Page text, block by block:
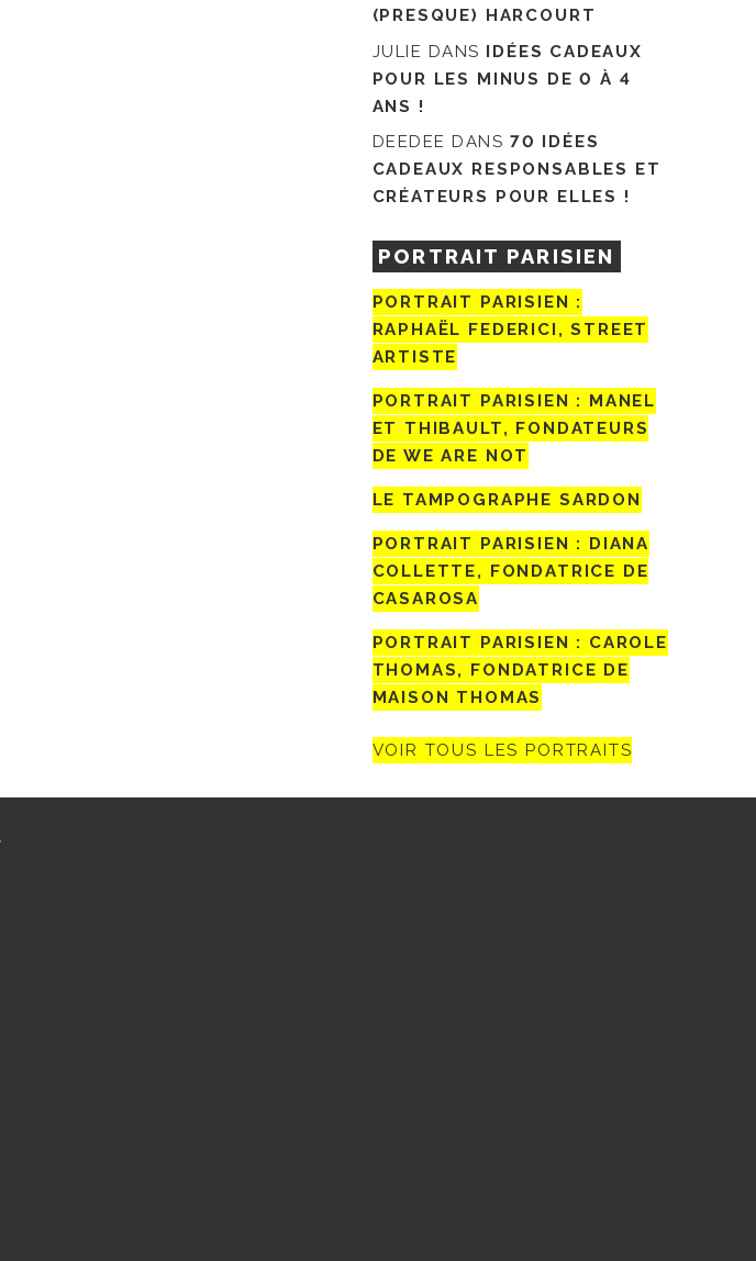
(PRESQUE) HARCOURT
JULIE DANS IDÉES CADEAUX
POUR LES MINUS DE 0 À 4
ANS !
DEEDEE DANS 70 IDÉES
CADEAUX RESPONSABLES ET
CRÉATEURS POUR ELLES !
PORTRAIT PARISIEN
PORTRAIT PARISIEN :
RAPHAËL FEDERICI, STREET
ARTISTE
PORTRAIT PARISIEN : MANEL
ET THIBAULT, FONDATEURS
DE WE ARE NOT
LE TAMPOGRAPHE SARDON
PORTRAIT PARISIEN : DIANA
COLLETTE, FONDATRICE DE
CASAROSA
PORTRAIT PARISIEN : CAROLE
THOMAS, FONDATRICE DE
MAISON THOMAS
VOIR TOUS LES PORTRAITS